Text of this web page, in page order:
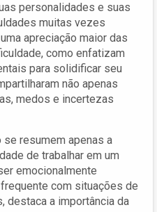
personalidades e suas
muitas vezes
apreciação maior das
como enfatizam
para solidificar seu
não apenas
medos e incertezas
resumem apenas a
de trabalhar em um
emocionalmente
com situações de
destaca a importância da